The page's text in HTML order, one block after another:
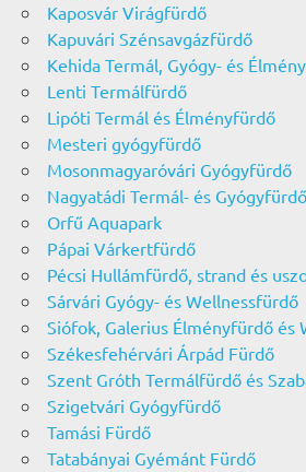
Kaposvár Virágfürdő
Kapuvári Szénsavgázfürdő
Kehida Termál, Gyógy- és
Lenti Termálfürdő
Lipóti Termál és Élményfürdő
Mesteri gyógyfürdő
Mosonmagyaróvári Gyógyfürdő
Nagyatádi Termál- és Gyógyfürdő
Orfű Aquapark
Pápai Várkertfürdő
Pécsi Hullámfürdő, strand és
Sárvári Gyógy- és Wellnessfürdő
Siófok, Galerius Élményfürdő és
Székesfehérvári Árpád Fürdő
Szent Gróth Termálfürdő és
Szigetvári Gyógyfürdő
Tamási Fürdő
Tatabányai Gyémánt Fürdő